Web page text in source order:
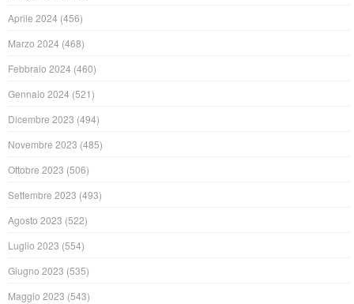
Aprile 2024 (456)
Marzo 2024 (468)
Febbraio 2024 (460)
Gennaio 2024 (521)
Dicembre 2023 (494)
Novembre 2023 (485)
Ottobre 2023 (506)
Settembre 2023 (493)
Agosto 2023 (522)
Luglio 2023 (554)
Giugno 2023 (535)
Maggio 2023 (543)